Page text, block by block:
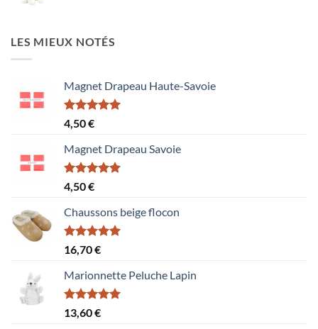
LES MIEUX NOTÉS
Magnet Drapeau Haute-Savoie
Note5.00
sur 5
4,50€
Magnet Drapeau Savoie
Note5.00
sur 5
4,50€
Chaussons beige flocon
Note5.00
sur 5
16,70€
Marionnette Peluche Lapin
Note5.00
sur 5
13,60€